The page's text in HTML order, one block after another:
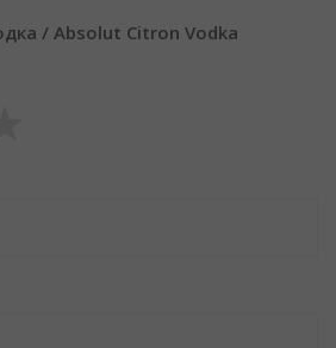
/ Absolut Citron Vodka